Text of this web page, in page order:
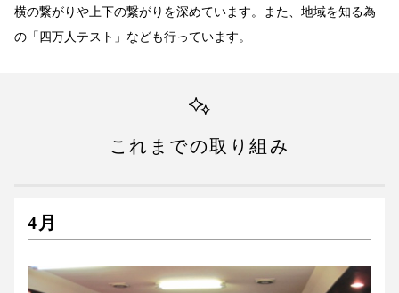
横の繋がりや上下の繋がりを深めています。また、地域を知る為
の「四万人テスト」なども行っています。
これまでの取り組み
4月